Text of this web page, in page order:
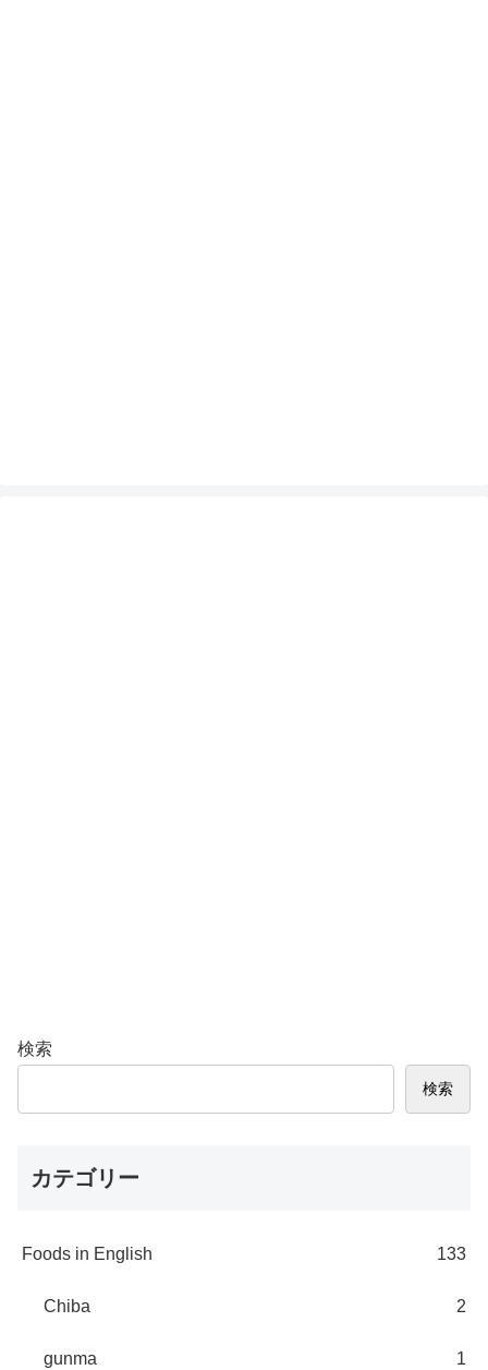
検索
検索
カテゴリー
Foods in English 133
Chiba 2
gunma 1